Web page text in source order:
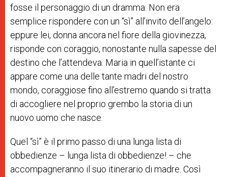
fosse il personaggio di un dramma. Non era
semplice rispondere con un “sì” all’invito dell’angelo:
eppure lei, donna ancora nel fiore della giovinezza,
risponde con coraggio, nonostante nulla sapesse del
destino che l’attendeva. Maria in quell’istante ci
appare come una delle tante madri del nostro
mondo, coraggiose fino all’estremo quando si tratta
di accogliere nel proprio grembo la storia di un
nuovo uomo che nasce.
Quel “sì” è il primo passo di una lunga lista di
obbedienze – lunga lista di obbedienze! – che
accompagneranno il suo itinerario di madre. Così